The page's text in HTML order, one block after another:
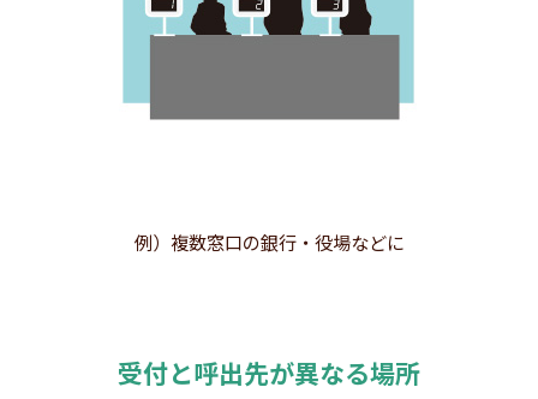
例）複数窓口の銀行・役場などに
受付と呼出先が異なる場所